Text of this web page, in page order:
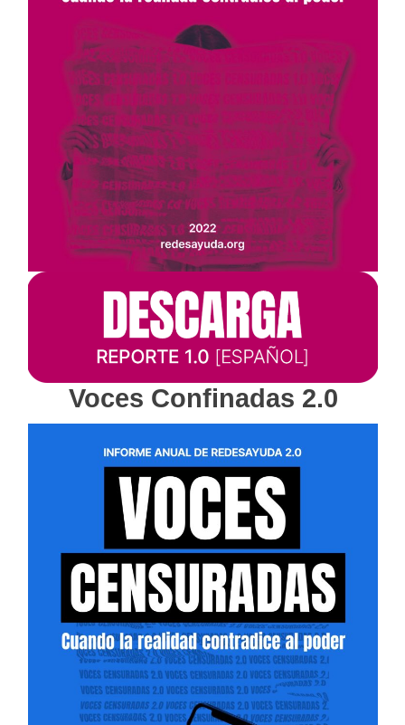
Voces Confinadas 2.0